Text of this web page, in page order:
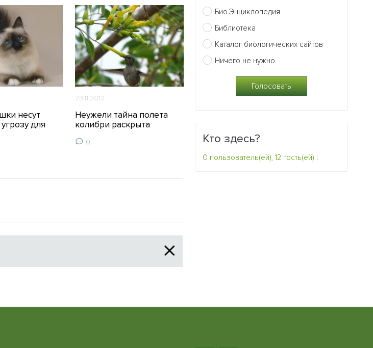
несут
для
23.11.2012
Неужели тайна полета
колибри раскрыта
0 0
Био.Энциклопедия
Библиотека
Каталог биологических сайтов
Ничего не нужно
Кто здесь?
0 пользователь(ей), 12 гость(ей) :